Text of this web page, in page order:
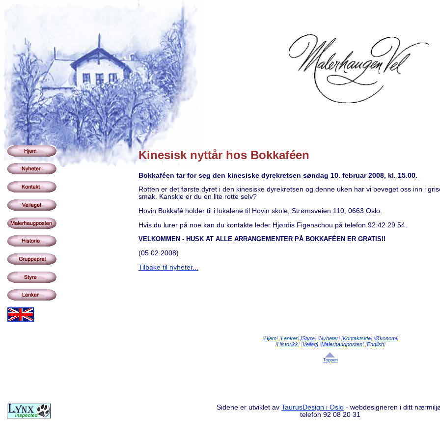
Kinesisk nyttår hos Bokkaféen
Bokkaféen tar for seg den kinesiske dyrekretsen søndag 10. februar 2008, kl. 15.00.
Rotten er det første dyret i den kinesiske dyrekretsen og denne uken har vi beveget oss inn i
smak. Kanskje er du en lite rotte selv?
Hovin Bokkafé holder til i lokalene til Hovin skole, Strømsveien 110, 0663 Oslo.
Hvis du lurer på noe kan du kontakte leder Hjørdis Figenschou på telefon 92 42 29 54.
VELKOMMEN - HUSK AT ALLE ARRANGEMENTER PÅ BOKKAFÉEN ER GRATIS!!
(05.02.2008)
Tilbake til nyheter...
[Hjem] [Lenker] [Styre] [Nyheter] [Kontaktside] [Økonomi]
[Historikk] [Veilag][Malerhaugposten] [English]
Toppen
Sidene er utviklet av TaurusDesign i Oslo - webdesigneren i ditt
telefon 92 08 20 31